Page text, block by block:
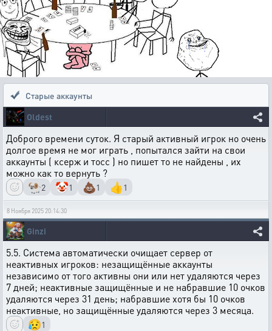
Старые аккаунты
Oldest
Доброго времени суток. Я старый активный игрок но очень
долгое время не мог играть , попытался зайти на свои
аккаунты ( ксерж и тосс ) но пишет то не найдены , их
можно как то вернуть ?
🐏2 🤡1 💩1 👍1
8 Ноября 2025 20:14:30
Ginzi
5.5. Система автоматически очищает сервер от
неактивных игроков: незащищённые аккаунты
независимо от того активны они или нет удаляются через
7 дней; неактивные защищённые и не набравшие 10 очков
удаляются через 31 день; набравшие хотя бы 10 очков
неактивные, но защищённые удаляются через 3 месяца.
😥1